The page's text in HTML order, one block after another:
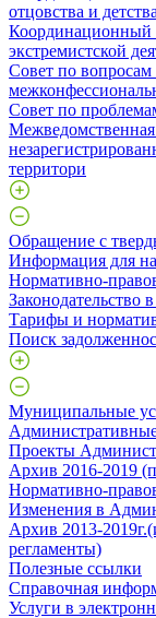
отцовства и детства
Координационный
экстремистской
Совет по
Совет по
территори
Обращение с
Информация для
Нормативно-
Законодательство
Тарифы и
Поиск
Муниципальные
Проекты
Архив 2016-2019
Нормативно-
Изменения в
Архив 2013-
регламенты)
Полезные ссылки
Справочная
Услуги в